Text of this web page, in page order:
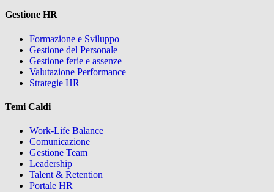
Gestione HR
Formazione e Sviluppo
Gestione del Personale
Gestione ferie e assenze
Valutazione Performance
Strategie HR
Temi Caldi
Work-Life Balance
Comunicazione
Gestione Team
Leadership
Talent & Retention
Portale HR